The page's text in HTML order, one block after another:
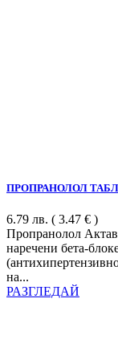
ПРОПРАНОЛОЛ
6.79 лв. ( 3.47 € )
Пропранолол
наречени бета-
на...
РАЗГЛЕДАЙ